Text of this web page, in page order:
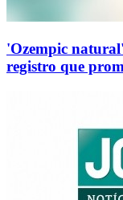
'Ozempic
registro que